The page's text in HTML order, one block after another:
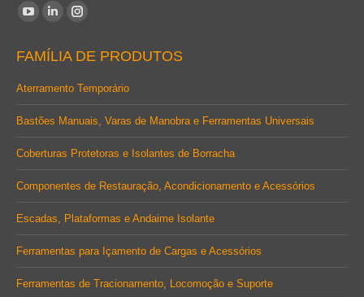
Encontre-nos em:
opens
in
window
Linkedin
opens
in
window
Instagram
opens
in
window
FAMÍLIA DE PRODUTOS
Aterramento Temporário
Bastões Manuais, Varas de Manobra e Ferramentas Universais
Coberturas Protetoras e Isolantes de Borracha
Componentes de Restauração, Acondicionamento e Acessórios
Escadas, Plataformas e Andaime Isolante
Ferramentas para Içamento de Cargas e Acessórios
Ferramentas de Tracionamento, Locomoção e Suporte